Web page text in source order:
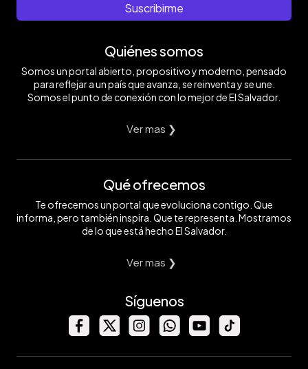
Suscribirme
Quiénes somos
Somos un portal abierto, propositivo y moderno, pensado
para reflejar a un país que avanza, se reinventa y se une.
Somos el punto de conexión con lo mejor de El Salvador.
Ver mas ❯
Qué ofrecemos
Te ofrecemos un portal que evoluciona contigo. Que
informa, pero también inspira. Que te representa. Mostramos
de lo que está hecho El Salvador.
Ver mas ❯
Síguenos